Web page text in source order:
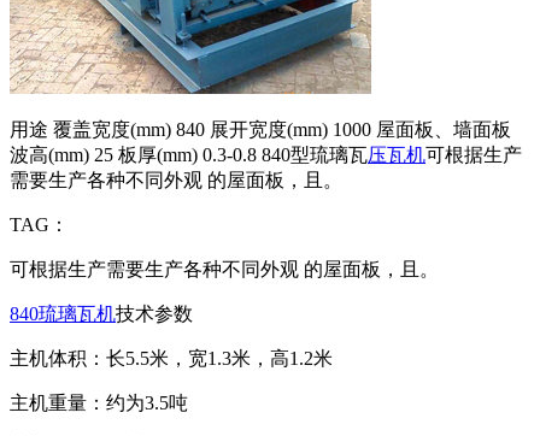
用途 覆盖宽度(mm) 840 展开宽度(mm) 1000 屋面板、墙面板
波高(mm) 25 板厚(mm) 0.3-0.8 840型琉璃瓦压瓦机可根据生产
需要生产各种不同外观 的屋面板，且。
TAG：
可根据生产需要生产各种不同外观 的屋面板，且。
840琉璃瓦机技术参数
主机体积：长5.5米，宽1.3米，高1.2米
主机重量：约为3.5吨